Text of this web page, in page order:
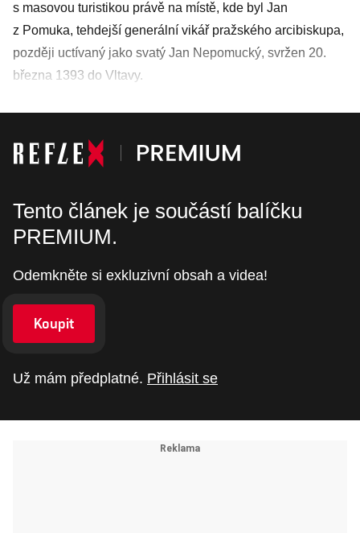
s masovou turistikou právě na místě, kde byl Jan
z Pomuka, tehdejší generální vikář pražského arcibiskupa,
později uctívaný jako svatý Jan Nepomucký, svržen 20.
března 1393 do Vltavy.
Tento článek je součástí balíčku
PREMIUM.
Odemkněte si exkluzivní obsah a videa!
Koupit
Už mám předplatné. Přihlásit se